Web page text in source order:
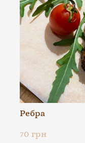
Ребра
70 грн